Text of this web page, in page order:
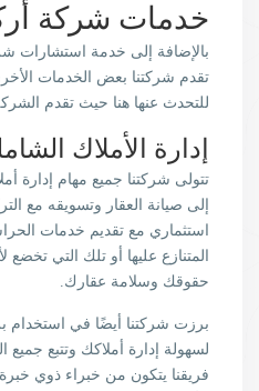
خدمات شركة
بالإضافة إلى خدمة استشارات
تقدم شركتنا بعض الخدمات
للتحدث عنها هنا حيث تقدم
إدارة الأملاك
تتولى شركتنا جميع مهام إدارة
إلى صيانة العقار وتسويقه مع
استثماري مع تقديم خدمات
المتنازع عليها أو تلك التي
حقوقك وسلامة عقارك.
برزت شركتنا أيضًا في استخدام
لسهولة إدارة أملاكك وتتبع جميع
فريقنا يتكون من خبراء ذوي